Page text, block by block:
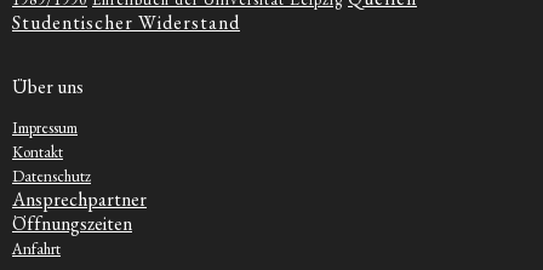
Studentischer Widerstand
Über uns
Impressum
Kontakt
Datenschutz
Ansprechpartner
Öffnungszeiten
Anfahrt